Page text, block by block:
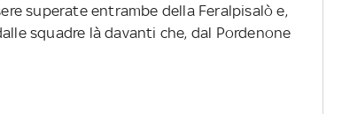
superate entrambe della Feralpisalò e,
squadre là davanti che, dal Pordenone